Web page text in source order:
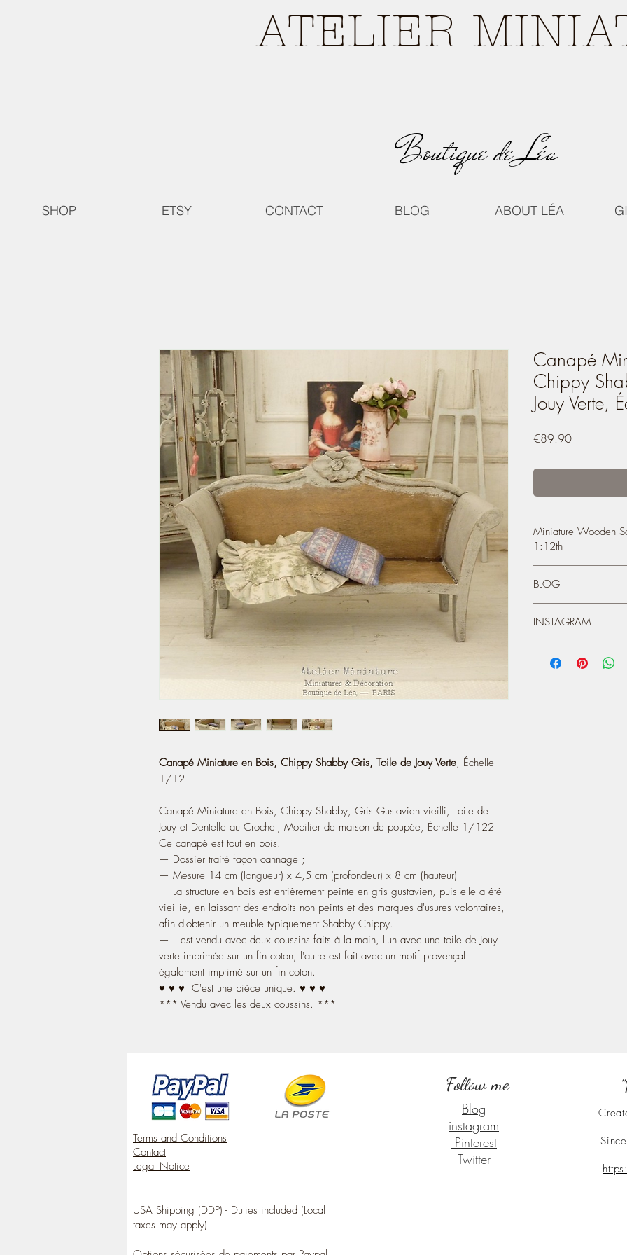
ATELIER
Boutique de Léa
SHOP ETSY CONTACT BLOG ABOUT LÉA
Canapé Miniature en Bois, Chippy Shabby Gris, Toile de Jouy Verte, Échelle
1/12
Canapé Miniature en Bois, Chippy Shabby, Gris Gustavien vieilli, Toile de
Jouy et Dentelle au Crochet, Mobilier de maison de poupée, Échelle 1/122
Ce canapé est tout en bois.
— Dossier traité façon cannage ;
— Mesure 14 cm (longueur) x 4,5 cm (profondeur) x 8 cm (hauteur)
— La structure en bois est entièrement peinte en gris gustavien, puis elle a été
vieillie, en laissant des endroits non peints et des marques d'usures volontaires,
afin d'obtenir un meuble typiquement Shabby Chippy.
— Il est vendu avec deux coussins faits à la main, l'un avec une toile de Jouy
verte imprimée sur un fin coton, l'autre est fait avec un motif provençal
également imprimé sur un fin coton.
♥ ♥ ♥ C'est une pièce unique. ♥ ♥ ♥
*** Vendu avec les deux coussins. ***
Canapé
Chippy
Jouy Verte,
€89.90Price
Miniature Wooden
1:12th
Gustavian Gray,
1/12
This sofa is all wood.
- The wooden
BLOG
2004:
INSTAGRAM
Terms and Conditions
Contact
Legal Notice
USA Shipping (DDP) - Duties included (Local
taxes may apply)
Follow me
Blog
instagram
Pinterest
Twitter